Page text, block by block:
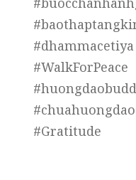
#dhammacetiya
#WalkForPeace
#Gratitude